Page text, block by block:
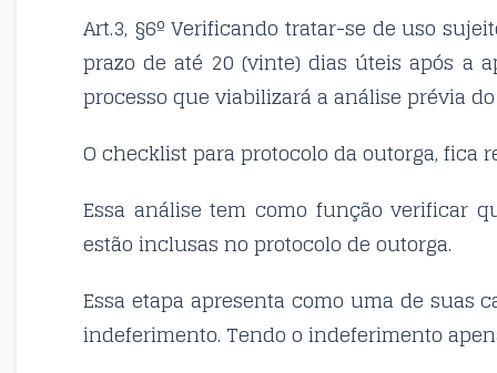
Art.3, §6º Verificando tratar-se de uso
prazo de até 20 (vinte) dias úteis após a
processo que viabilizará a análise prévia
O checklist para protocolo da outorga, fica
Essa análise tem como função verificar
estão inclusas no protocolo de outorga.
Essa etapa apresenta como uma de suas
indeferimento. Tendo o indeferimento